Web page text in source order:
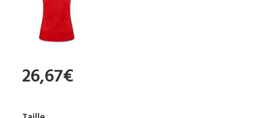
26,67€